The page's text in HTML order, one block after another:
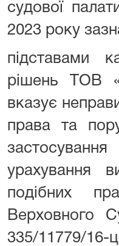
судової
2023 року
підставами
рішень ТОВ
вказує
права та
урахування
подібних
Верховного
335/11779/